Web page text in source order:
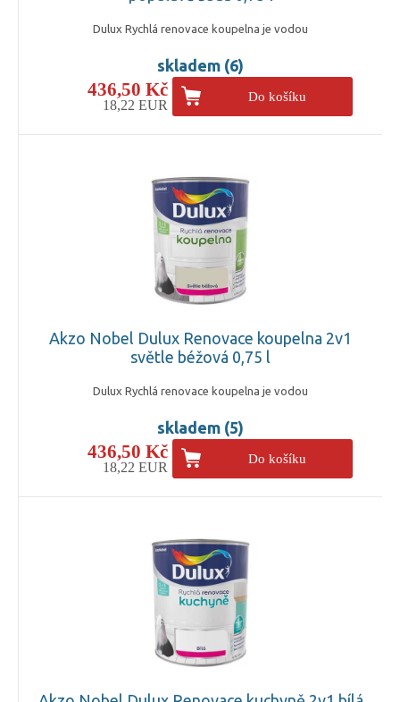
Dulux Rychlá renovace koupelna je vodou
skladem (6)
436,50 Kč
18,22 EUR
Do košíku
Akzo Nobel Dulux Renovace koupelna 2v1
světle béžová 0,75 l
Dulux Rychlá renovace koupelna je vodou
skladem (5)
436,50 Kč
18,22 EUR
Do košíku